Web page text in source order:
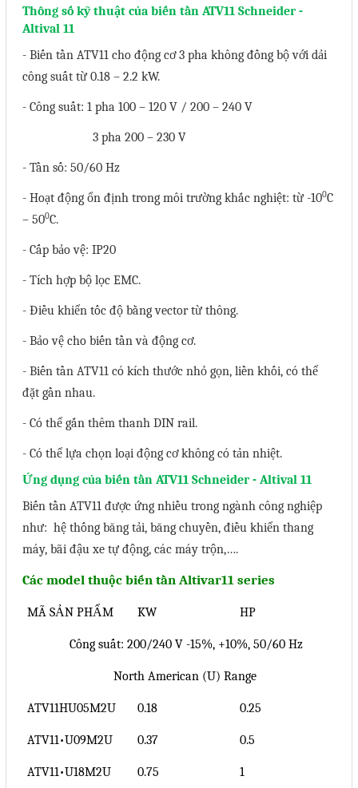
Thông số kỹ thuật của biến tần ATV11 Schneider -
Altival 11
- Biến tần ATV11 cho động cơ 3 pha không đồng bộ với dải
công suất từ 0.18 – 2.2 kW.
- Công suất: 1 pha 100 – 120 V / 200 – 240 V
3 pha 200 – 230 V
- Tần số: 50/60 Hz
- Hoạt động ổn định trong môi trường khắc nghiệt: từ -100C
– 500C.
- Cấp bảo vệ: IP20
- Tích hợp bộ lọc EMC.
- Điều khiển tốc độ bằng vector từ thông.
- Bảo vệ cho biến tần và động cơ.
- Biến tần ATV11 có kích thước nhỏ gọn, liền khối, có thể
đặt gần nhau.
- Có thể gắn thêm thanh DIN rail.
- Có thể lựa chọn loại động cơ không có tản nhiệt.
Ứng dụng của biến tần ATV11 Schneider - Altival 11
Biến tần ATV11 được ứng nhiều trong ngành công nghiệp
như: hệ thống băng tải, băng chuyền, điều khiển thang
máy, bãi đậu xe tự động, các máy trộn,….
Các model thuộc biến tần Altivar11 series
MÃ SẢN PHẨM KW HP
Công suất: 200/240 V -15%, +10%, 50/60 Hz
North American (U) Range
ATV11HU05M2U 0.18 0.25
ATV11•U09M2U 0.37 0.5
ATV11•U18M2U 0.75 1
Bộ đếm - Bộ hẹn giờ
Đồng hồ đo đa năng
Phụ kiện lắp tủ điện
Dịch vụ
Thiết kế phần mềm giám sát
Thiết kế tủ điện công nghiệp
Sửa chữa biến tần
Sửa chữa PLC
Sửa chữa màn hình HMI
Sửa Bộ điều khiển Servo, Bộ
điều khiển motor bước
Sửa chữa bộ nguồn
Sửa motor - Quấn motor
Sửa Cân Điện Tử
Lập trình PLC
Lập trình màn hình HMI
Crack password PLC
Crack password HMI
Lấy Chương Trình HMI